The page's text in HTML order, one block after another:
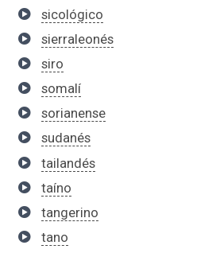
sicológico
sierraleonés
siro
somalí
sorianense
sudanés
tailandés
taíno
tangerino
tano